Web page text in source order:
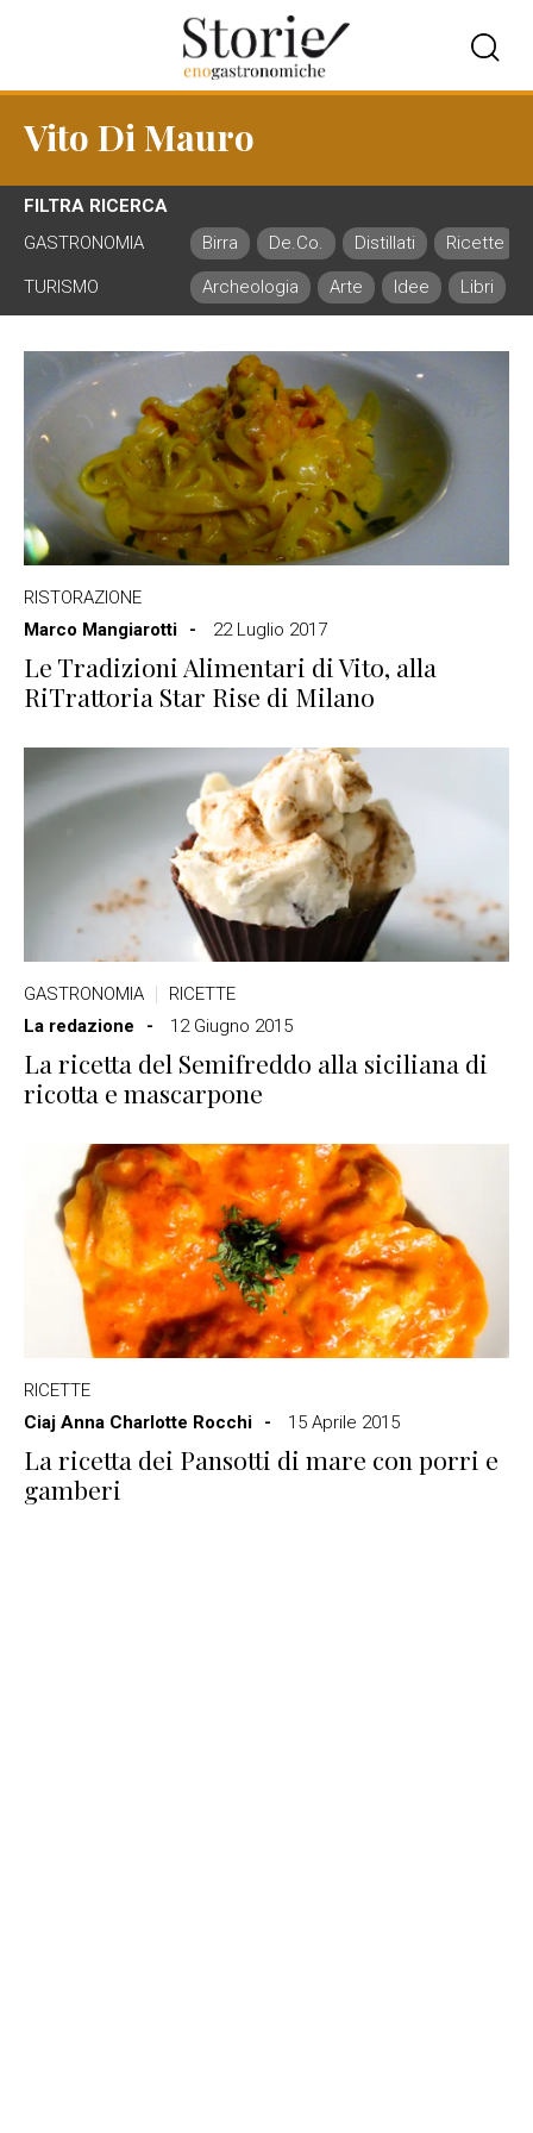
Vito Di Mauro
FILTRA RICERCA
GASTRONOMIA
Birra De.Co. Distillati Ricette
TURISMO Archeologia Arte Idee Libri
RISTORAZIONE
Marco Mangiarotti
22 Luglio 2017
Le Tradizioni Alimentari di Vito, alla
RiTrattoria Star Rise di Milano
GASTRONOMIA
RICETTE
La redazione
12 Giugno 2015
La ricetta del Semifreddo alla siciliana di
ricotta e mascarpone
RICETTE
Ciaj Anna Charlotte Rocchi
15 Aprile 2015
La ricetta dei Pansotti di mare con porri e
gamberi